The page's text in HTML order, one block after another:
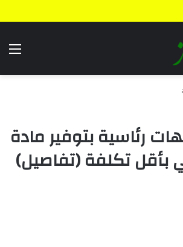
رئاسية بتوفير مادة
بأقل تكلفة (تفاصيل)